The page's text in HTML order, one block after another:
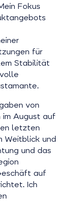
Fokus
für
Stabilität
von
im August auf
letzten
Weitblick und
und das
auf
Ich